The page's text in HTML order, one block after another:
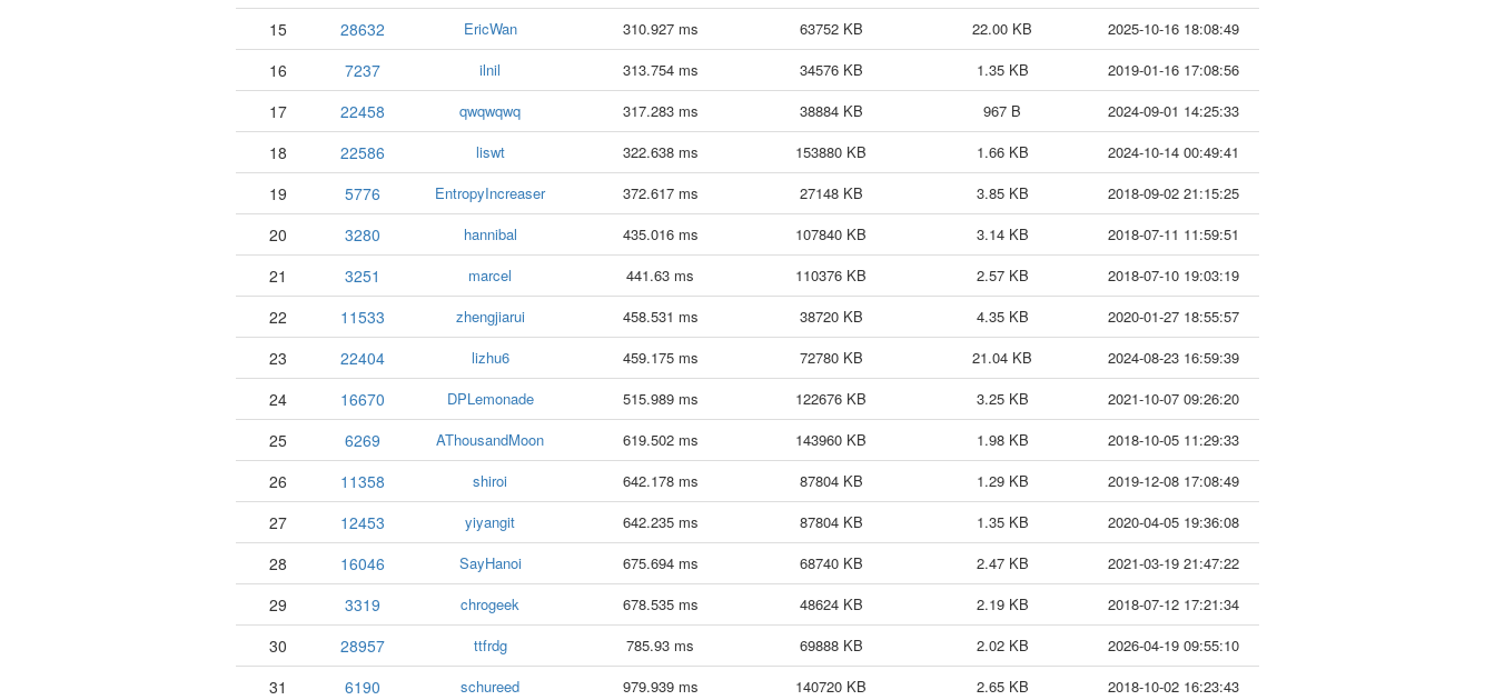
15 28632 EricWan 310.927 ms 63752 KB 22.00 KB 2025-10-16 18:08:49
16 7237 ilnil 313.754 ms 34576 KB 1.35 KB 2019-01-16 17:08:56
17 22458 qwqwqwq 317.283 ms 38884 KB 967 B 2024-09-01 14:25:33
18 22586 liswt 322.638 ms 153880 KB 1.66 KB 2024-10-14 00:49:41
19 5776 EntropyIncreaser 372.617 ms 27148 KB 3.85 KB 2018-09-02 21:15:25
20 3280 hannibal 435.016 ms 107840 KB 3.14 KB 2018-07-11 11:59:51
21 3251 marcel 441.63 ms 110376 KB 2.57 KB 2018-07-10 19:03:19
22 11533 zhengjiarui 458.531 ms 38720 KB 4.35 KB 2020-01-27 18:55:57
23 22404 lizhu6 459.175 ms 72780 KB 21.04 KB 2024-08-23 16:59:39
24 16670 DPLemonade 515.989 ms 122676 KB 3.25 KB 2021-10-07 09:26:20
25 6269 AThousandMoon 619.502 ms 143960 KB 1.98 KB 2018-10-05 11:29:33
26 11358 shiroi 642.178 ms 87804 KB 1.29 KB 2019-12-08 17:08:49
27 12453 yiyangit 642.235 ms 87804 KB 1.35 KB 2020-04-05 19:36:08
28 16046 SayHanoi 675.694 ms 68740 KB 2.47 KB 2021-03-19 21:47:22
29 3319 chrogeek 678.535 ms 48624 KB 2.19 KB 2018-07-12 17:21:34
30 28957 ttfrdg 785.93 ms 69888 KB 2.02 KB 2026-04-19 09:55:10
31 6190 schureed 979.939 ms 140720 KB 2.65 KB 2018-10-02 16:23:43